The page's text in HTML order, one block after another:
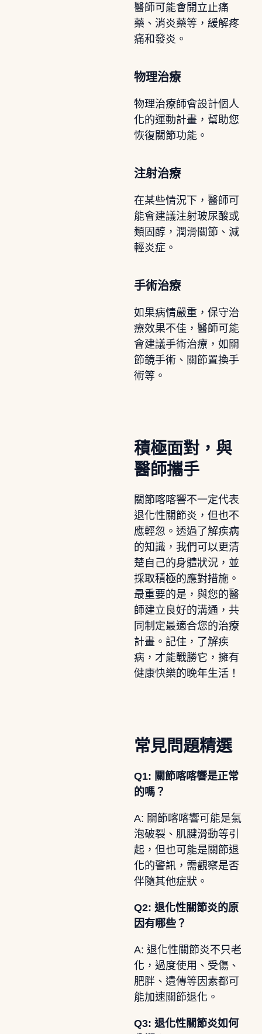
醫師可能會開立止痛
藥、消炎藥等，緩解疼
痛和發炎。
物理治療
物理治療師會設計個人
化的運動計畫，幫助您
恢復關節功能。
注射治療
在某些情況下，醫師可
能會建議注射玻尿酸或
類固醇，潤滑關節、減
輕炎症。
手術治療
如果病情嚴重，保守治
療效果不佳，醫師可能
會建議手術治療，如關
節鏡手術、關節置換手
術等。
積極面對，與
醫師攜手
關節喀喀響不一定代表
退化性關節炎，但也不
應輕忽。透過了解疾病
的知識，我們可以更清
楚自己的身體狀況，並
採取積極的應對措施。
最重要的是，與您的醫
師建立良好的溝通，共
同制定最適合您的治療
計畫。記住，了解疾
病，才能戰勝它，擁有
健康快樂的晚年生活！
常見問題精選
Q1: 關節喀喀響是正常
的嗎？
A: 關節喀喀響可能是氣
泡破裂、肌腱滑動等引
起，但也可能是關節退
化的警訊，需觀察是否
伴隨其他症狀。
Q2: 退化性關節炎的原
因有哪些？
A: 退化性關節炎不只老
化，過度使用、受傷、
肥胖、遺傳等因素都可
能加速關節退化。
Q3: 退化性關節炎如何